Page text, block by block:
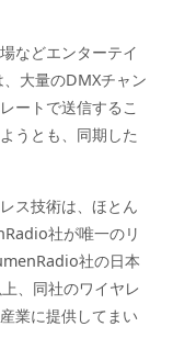
などエンターテイ
大量のDMXチャン
ートで送信するこ
うとも、同期した
ス技術は、ほとん
社が唯一のリ
社の日本
、同社のワイヤレ
業に提供してまい